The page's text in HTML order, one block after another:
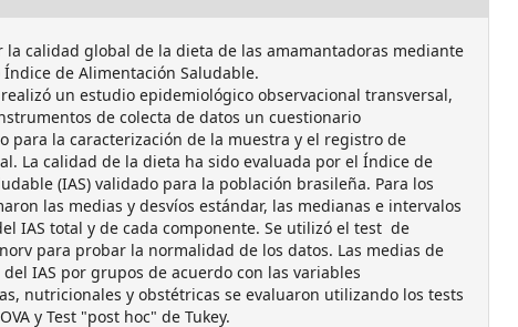
la calidad global de la dieta de las amamantadoras mediante
de Alimentación Saludable.
un estudio epidemiológico observacional transversal,
de colecta de datos un cuestionario
para la caracterización de la muestra y el registro de
La calidad de la dieta ha sido evaluada por el Índice de
(IAS) validado para la población brasileña. Para los
las medias y desvíos estándar, las medianas e intervalos
IAS total y de cada componente. Se utilizó el test de
para probar la normalidad de los datos. Las medias de
IAS por grupos de acuerdo con las variables
nutricionales y obstétricas se evaluaron utilizando los tests
y Test "post hoc" de Tukey.